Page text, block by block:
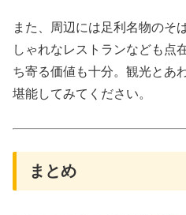
また、周辺には足利名物のそ
しゃれなレストランなども点
ち寄る価値も十分。観光とあ
堪能してみてください。
まとめ